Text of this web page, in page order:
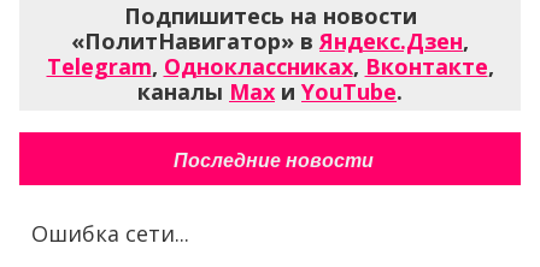
Подпишитесь на новости
«ПолитНавигатор» вЯндекс.Дзен,
Telegram, Одноклассниках, Вконтакте,
каналы Max и YouTube.
Последние новости
Ошибка сети...